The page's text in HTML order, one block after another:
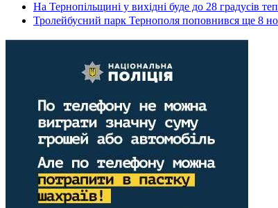
На Тернопільщині у вихідні буде до 28 градусів
Тролейбусний парк Тернополя поповнився ще 8